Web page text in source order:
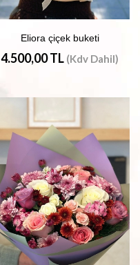
Eliora çiçek buketi
4.500,00 TL (Kdv Dahil)